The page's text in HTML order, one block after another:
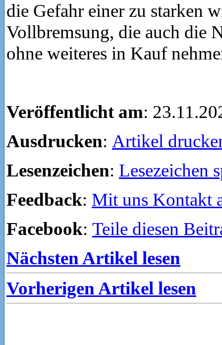
die Gefahr einer zu starken
Vollbremsung, die auch die
ohne weiteres in Kauf
Veröffentlicht am:
Ausdrucken: Artikel
Lesenzeichen: Lesezeichen
Feedback: Mit uns Kontakt
Facebook: Teile diesen
Nächsten Artikel lesen
Vorherigen Artikel lesen